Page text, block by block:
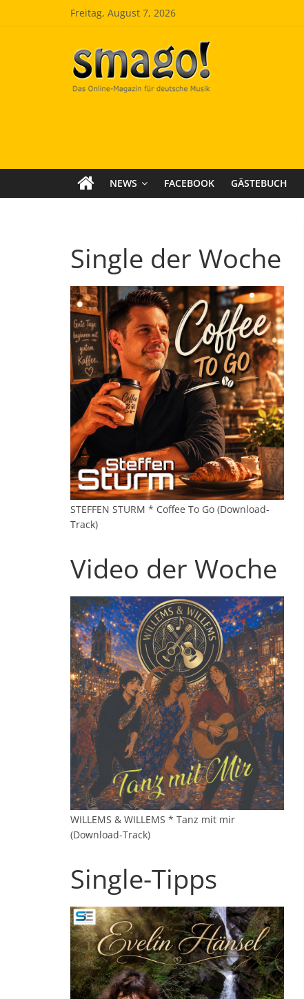
Freitag, August 7, 2026
Smago
SchlagerMAGazinOnline
NEWS FACEBOOK GÄSTEBUCH
Single der Woche
STEFFEN STURM * Coffee To Go (Download-
Track)
Video der Woche
WILLEMS & WILLEMS * Tanz mit mir
(Download-Track)
Single-Tipps